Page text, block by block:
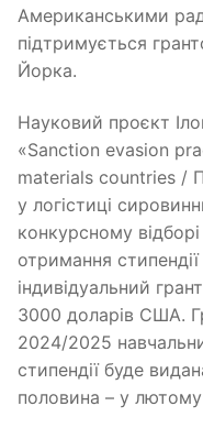
Американськими
підтримується
Йорка.
Науковий проєкт
«Sanction evasion
materials countries /
у логістиці
конкурсному
отримання
індивідуальний
3000 доларів США.
2024/2025
стипендії буде
половина – у